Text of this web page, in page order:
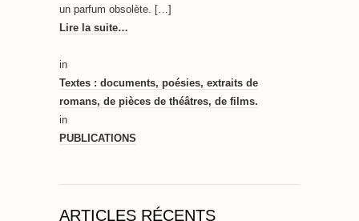
un parfum obsolète. […]
Lire la suite…
in
Textes : documents, poésies, extraits de
romans, de pièces de théâtres, de films.
in
PUBLICATIONS
ARTICLES RÉCENTS